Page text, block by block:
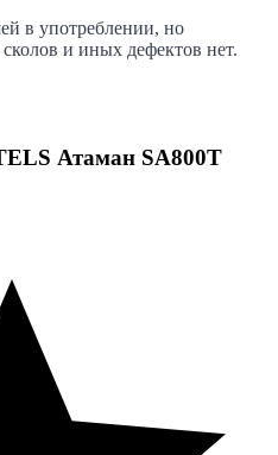
в употреблении, но
и иных дефектов нет.
Атаман SA800T